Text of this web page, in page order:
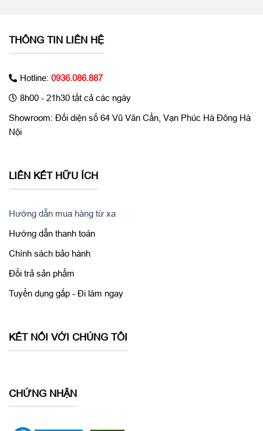
chung với khay sim, bổ sung đáng giá so với Galaxy Note 5 và
S6. Bản chính hãng ở Việt Nam còn cho phép gắn thêm sim
Cách bố trí loa ngoài, cổng microUSB, jack tai nghe ở cạnh đáy
về hai cạnh giống hệt như trên S6. Tuy nhiên, mắt hồng ngoại
THÔNG TIN LIÊN HỆ
Hotline: 0936.086.887
8h00 - 21h30 tất cả các ngày
Showroom: Đối diện số 64 Vũ Văn Cẩn, Vạn Phúc Hà Đông Hà
Nội
LIÊN KẾT HỮU ÍCH
Hướng dẫn mua hàng từ xa
Hướng dẫn thanh toán
Chính sách bảo hành
Đổi trả sản phẩm
Tuyển dụng gấp - Đi làm ngay
KẾT NỐI VỚI CHÚNG TÔI
CHỨNG NHẬN